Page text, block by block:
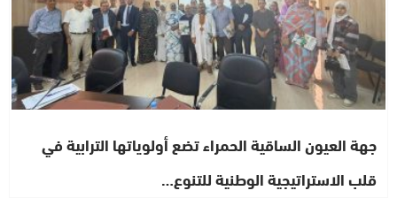
جهة العيون الساقية الحمراء تضع أولوياتها الترابية في
قلب الاستراتيجية الوطنية للتنوع…